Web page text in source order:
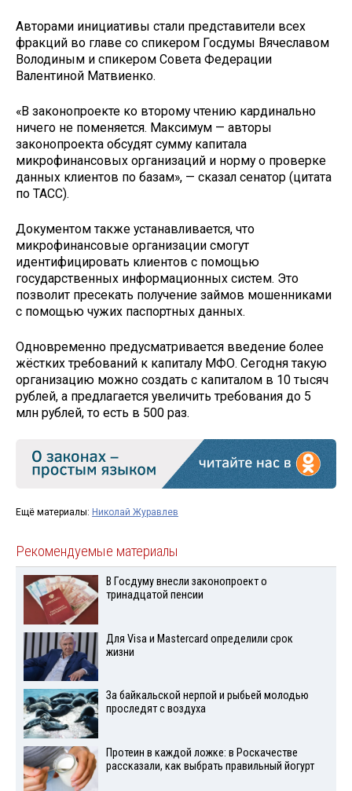
Авторами инициативы стали представители всех
фракций во главе со спикером Госдумы Вячеславом
Володиным и спикером Совета Федерации
Валентиной Матвиенко.
«В законопроекте ко второму чтению кардинально
ничего не поменяется. Максимум — авторы
законопроекта обсудят сумму капитала
микрофинансовых организаций и норму о проверке
данных клиентов по базам», — сказал сенатор (цитата
по ТАСС).
Документом также устанавливается, что
микрофинансовые организации смогут
идентифицировать клиентов с помощью
государственных информационных систем. Это
позволит пресекать получение займов мошенниками
с помощью чужих паспортных данных.
Одновременно предусматривается введение более
жёстких требований к капиталу МФО. Сегодня такую
организацию можно создать с капиталом в 10 тысяч
рублей, а предлагается увеличить требования до 5
млн рублей, то есть в 500 раз.
Ещё материалы: Николай Журавлев
Рекомендуемые материалы
В Госдуму внесли законопроект о
тринадцатой пенсии
Для Visа и Mastercard определили срок
жизни
За байкальской нерпой и рыбьей молодью
проследят с воздуха
Протеин в каждой ложке: в Роскачестве
рассказали, как выбрать правильный йогурт